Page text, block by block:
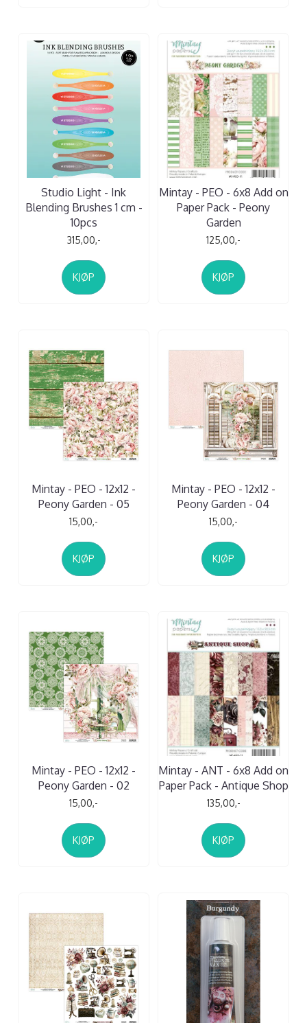
Studio Light - Ink
Blending Brushes 1 cm -
10pcs
315,00,-
KJØP
Mintay - PEO - 6x8 Add on
Paper Pack - Peony
Garden
125,00,-
KJØP
Mintay - PEO - 12x12 -
Peony Garden - 05
15,00,-
KJØP
Mintay - PEO - 12x12 -
Peony Garden - 04
15,00,-
KJØP
Mintay - PEO - 12x12 -
Peony Garden - 02
15,00,-
KJØP
Mintay - ANT - 6x8 Add on
Paper Pack - Antique Shop
135,00,-
KJØP